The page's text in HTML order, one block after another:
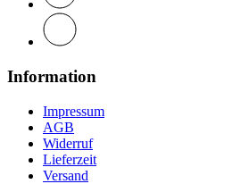
Information
Impressum
AGB
Widerruf
Lieferzeit
Versand